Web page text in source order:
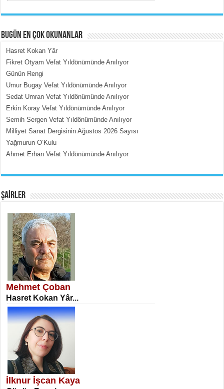
MEHMET ÇOBAN
İçerdeki Put Dışardaki Maskeler...
SATILMIŞ ÜMİT ÇETİNKAYA
Erkenlik...
NECLA DİLEK ARSLAN
Öğretmenler Günü Mahkemesi...
BUGÜN EN ÇOK OKUNANLAR
Hasret Kokan Yâr
Fikret Otyam Vefat Yıldönümünde Anılıyor
Günün Rengi
Umur Bugay Vefat Yıldönümünde Anılıyor
Sedat Umran Vefat Yıldönümünde Anılıyor
Erkin Koray Vefat Yıldönümünde Anılıyor
Semih Sergen Vefat Yıldönümünde Anılıyor
Milliyet Sanat Dergisinin Ağustos 2026 Sayısı
Yağmurun O’Kulu
Ahmet Erhan Vefat Yıldönümünde Anılıyor
ŞAİRLER
Mehmet Çoban
Hasret Kokan Yâr...
İlknur İşcan Kaya